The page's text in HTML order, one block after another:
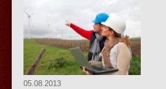
05.08.2013